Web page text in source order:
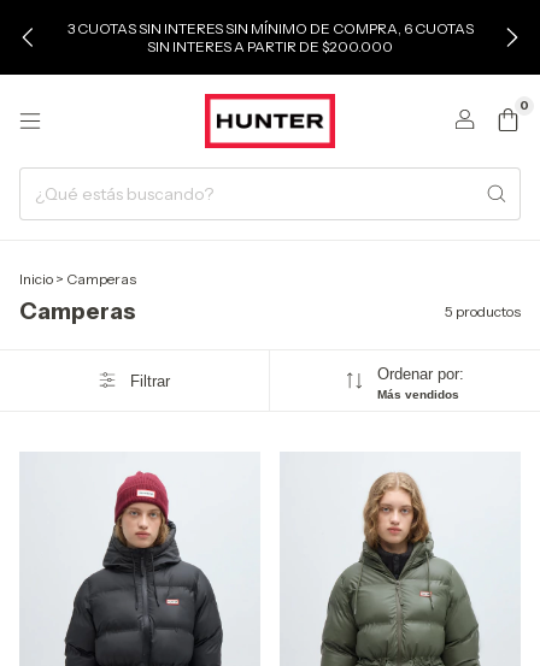
3 CUOTAS SIN INTERES SIN MÍNIMO DE COMPRA, 6 CUOTAS
SIN INTERES A PARTIR DE $200.000
0
Inicio > Camperas
Camperas 5 productos
Filtrar Ordenar por:
Más vendidos